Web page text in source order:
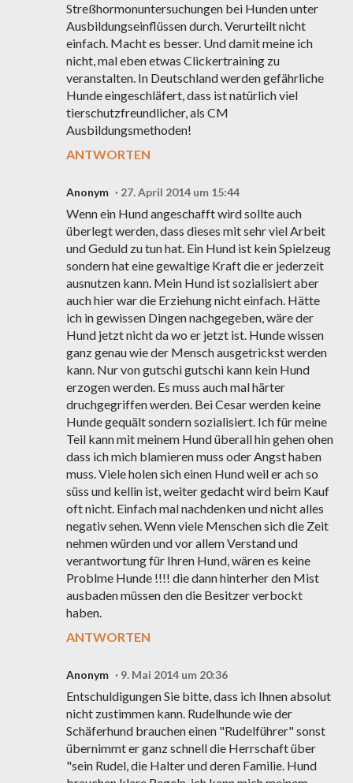
Streßhormonuntersuchungen bei Hunden unter
Ausbildungseinflüssen durch. Verurteilt nicht
einfach. Macht es besser. Und damit meine ich
nicht, mal eben etwas Clickertraining zu
veranstalten. In Deutschland werden gefährliche
Hunde eingeschläfert, dass ist natürlich viel
tierschutzfreundlicher, als CM
Ausbildungsmethoden!
ANTWORTEN
Anonym 27. April 2014 um 15:44
Wenn ein Hund angeschafft wird sollte auch
überlegt werden, dass dieses mit sehr viel Arbeit
und Geduld zu tun hat. Ein Hund ist kein Spielzeug
sondern hat eine gewaltige Kraft die er jederzeit
ausnutzen kann. Mein Hund ist sozialisiert aber
auch hier war die Erziehung nicht einfach. Hätte
ich in gewissen Dingen nachgegeben, wäre der
Hund jetzt nicht da wo er jetzt ist. Hunde wissen
ganz genau wie der Mensch ausgetrickst werden
kann. Nur von gutschi gutschi kann kein Hund
erzogen werden. Es muss auch mal härter
druchgegriffen werden. Bei Cesar werden keine
Hunde gequält sondern sozialisiert. Ich für meine
Teil kann mit meinem Hund überall hin gehen ohen
dass ich mich blamieren muss oder Angst haben
muss. Viele holen sich einen Hund weil er ach so
süss und kellin ist, weiter gedacht wird beim Kauf
oft nicht. Einfach mal nachdenken und nicht alles
negativ sehen. Wenn viele Menschen sich die Zeit
nehmen würden und vor allem Verstand und
verantwortung für Ihren Hund, wären es keine
Problme Hunde !!!! die dann hinterher den Mist
ausbaden müssen den die Besitzer verbockt
haben.
ANTWORTEN
Anonym 9. Mai 2014 um 20:36
Entschuldigungen Sie bitte, dass ich Ihnen absolut
nicht zustimmen kann. Rudelhunde wie der
Schäferhund brauchen einen "Rudelführer" sonst
übernimmt er ganz schnell die Herrschaft über
"sein Rudel, die Halter und deren Familie. Hund